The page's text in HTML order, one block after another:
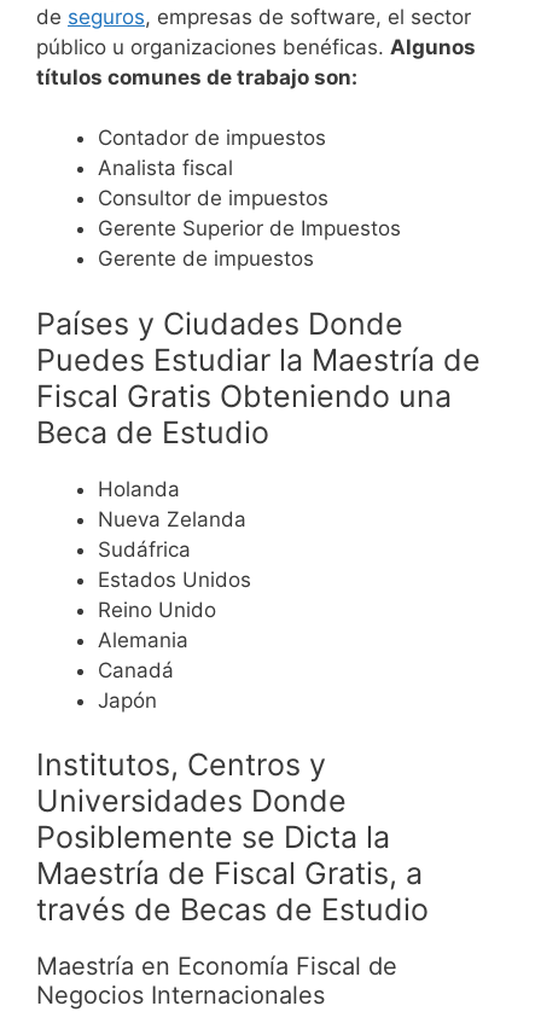
de seguros, empresas de software, el sector
público u organizaciones benéficas. Algunos
títulos comunes de trabajo son:
Contador de impuestos
Analista fiscal
Consultor de impuestos
Gerente Superior de Impuestos
Gerente de impuestos
Países y Ciudades Donde
Puedes Estudiar la Maestría de
Fiscal Gratis Obteniendo una
Beca de Estudio
Holanda
Nueva Zelanda
Sudáfrica
Estados Unidos
Reino Unido
Alemania
Canadá
Japón
Institutos, Centros y
Universidades Donde
Posiblemente se Dicta la
Maestría de Fiscal Gratis, a
través de Becas de Estudio
Maestría en Economía Fiscal de
Negocios Internacionales